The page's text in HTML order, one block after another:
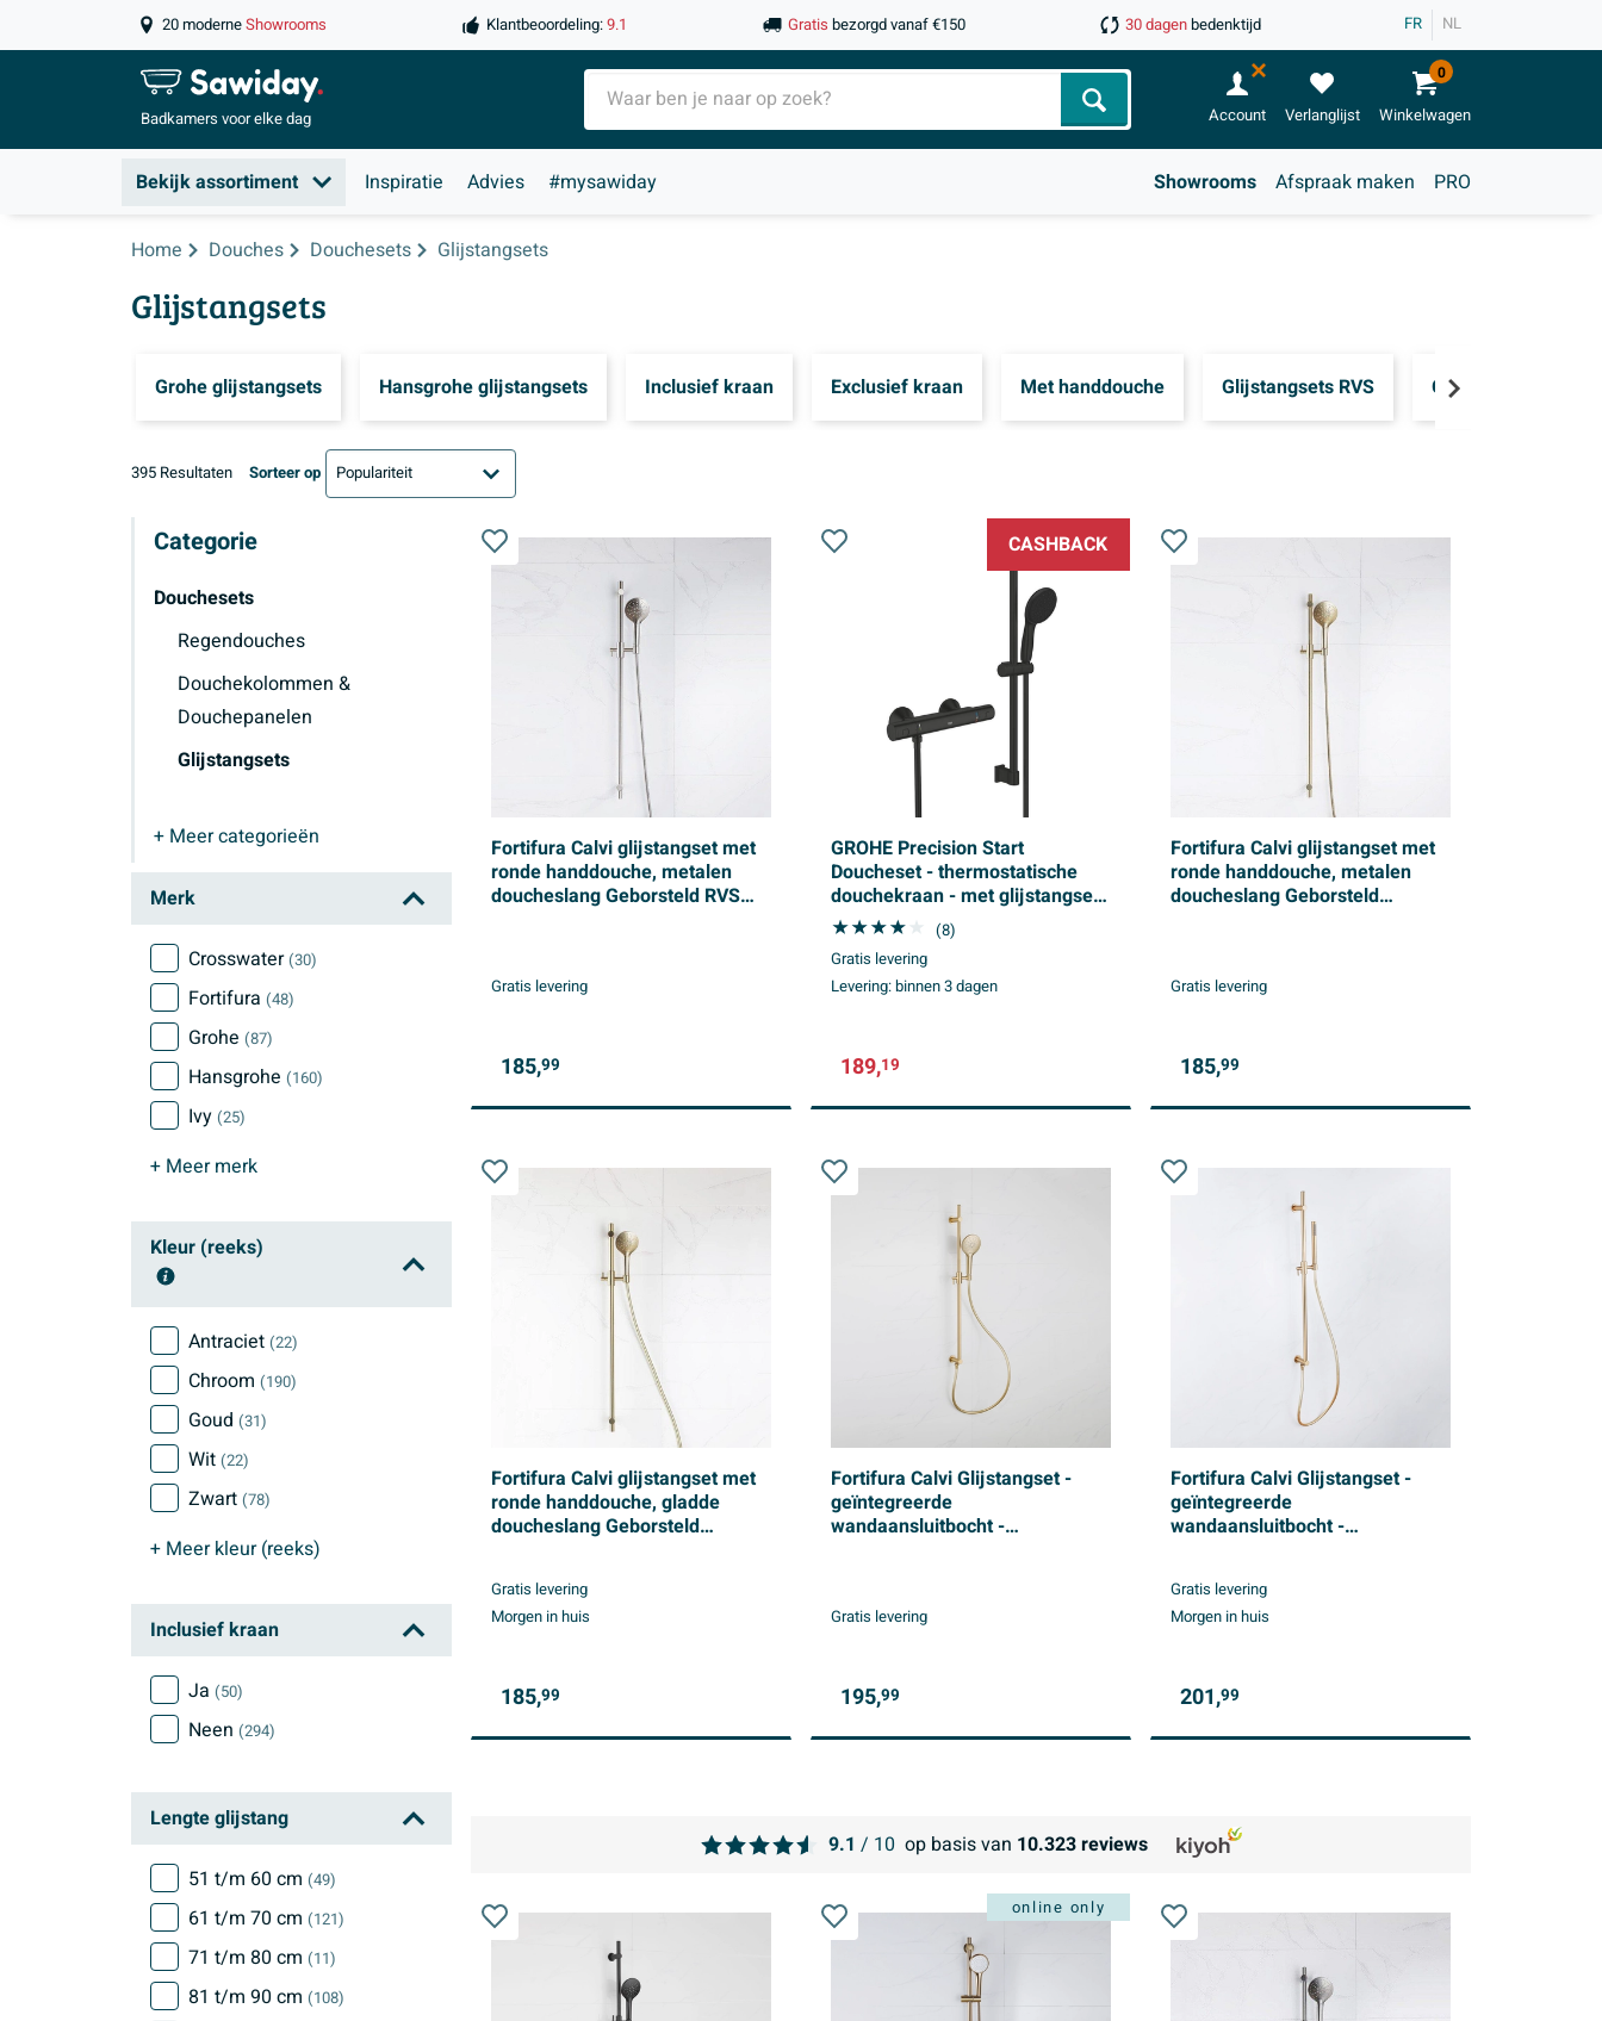
20 moderneShowrooms Klantbeoordeling:9.1 Gratis bezorgd vanaf €150 30 dagenbedenktijd FR NL
Badkamers voor elke dag Zoeken Account Verlanglijst Winkelwagen
0
Bekijk assortiment Inspiratie Advies #mysawiday Showrooms Afspraak maken PRO
Home Douches Douchesets Glijstangsets
Glijstangsets
Grohe glijstangsets Hansgrohe glijstangsets Inclusief kraan Exclusief kraan Met handdouche Glijstangsets RVS Glijstangsets zwart
395 Resultaten Sorteer op
Categorie
Douchesets
Regendouches
Douchekolommen &
Douchepanelen
Glijstangsets
+ Meercategorieën
Glijstangsets
Merk
Crosswater(30)
Fortifura (48)
Grohe (87)
Hansgrohe (160)
Ivy (25)
+ Meermerk
Kleur (reeks)
Antraciet (22)
Chroom (190)
Goud (31)
Wit (22)
Zwart (78)
+ Meerkleur (reeks)
Inclusief kraan
Ja (50)
Neen (294)
Lengte glijstang
51 t/m 60 cm (49)
61 t/m 70 cm (121)
71 t/m 80 cm (11)
81 t/m 90 cm (108)
Fortifura Calvi glijstangset met
ronde handdouche, metalen
doucheslang Geborsteld RVS
Gratis levering
185,99
CASHBACK
GROHE Precision Start
Doucheset - thermostatische
douchekraan - met glijstangset -
60cm - ronde handdouche - 1
straalsoort - gladde
doucheslang - mat zwart
(8)
Gratis levering
Levering:binnen 3 dagen
189,19
Fortifura Calvi glijstangset met
ronde handdouche, metalen
doucheslang Geborsteld
Gratis levering
185,99
Fortifura Calvi glijstangset met
ronde handdouche, gladde
doucheslang Geborsteld
Gratis levering
Morgen in huis
185,99
Fortifura Calvi Glijstangset -
geïntegreerde
wandaansluitbocht -
Gratis levering
195,99
Fortifura Calvi Glijstangset -
geïntegreerde
wandaansluitbocht -
Messing PVD (Goud)
Gratis levering
Morgen in huis
201,99
online only
9.1 / 10 op basis van 10.323reviews